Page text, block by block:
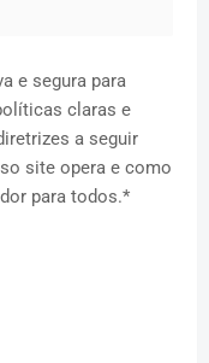
e segura para
claras e
a seguir
site opera e como
para todos.*